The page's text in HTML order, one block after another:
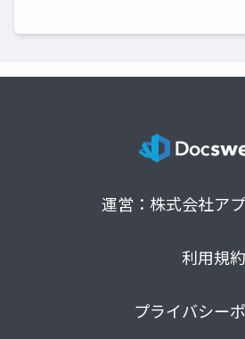
運営：株式会社ア
利用規約
プライバシー